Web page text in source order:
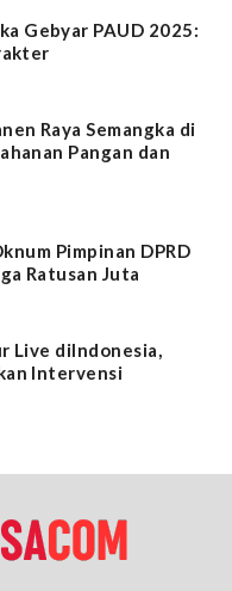
Gebyar PAUD 2025:
Raya Semangka di
Pangan dan
Pimpinan DPRD
Ratusan Juta
Live diIndonesia,
Intervensi